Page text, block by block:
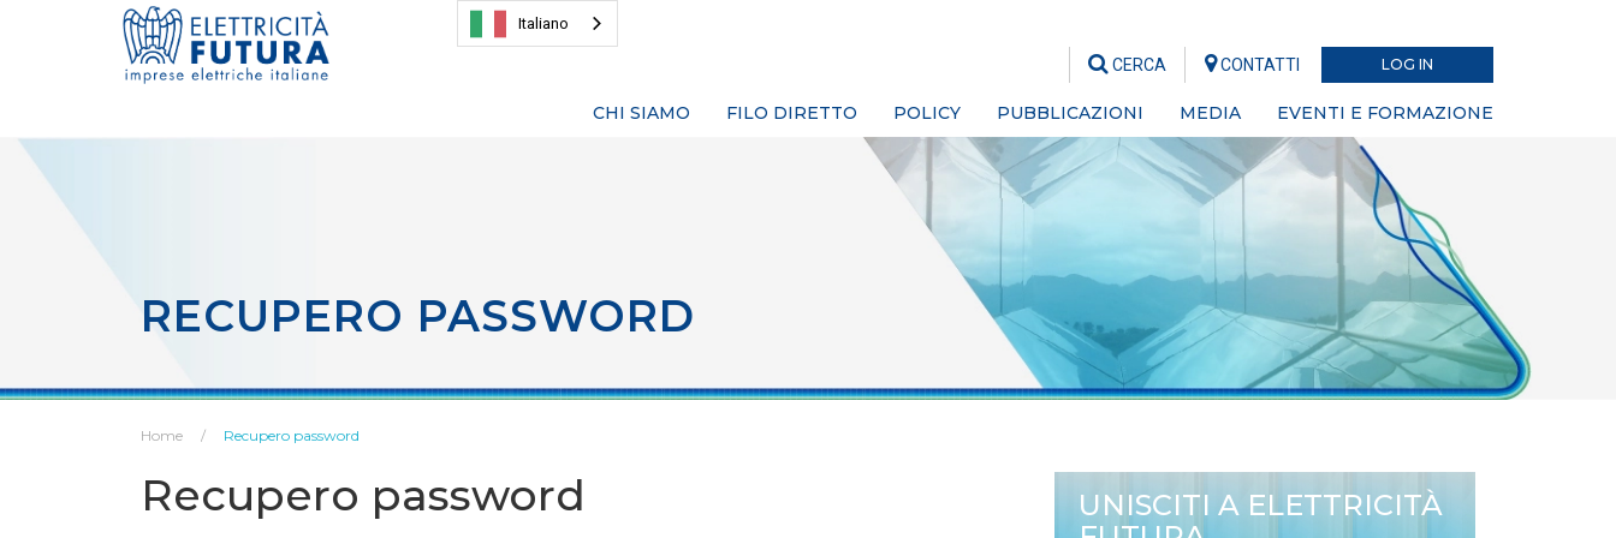
Italiano
LOG IN
CERCA CONTATTI
CHI SIAMO FILO DIRETTO POLICY PUBBLICAZIONI MEDIA EVENTI E FORMAZIONE
RECUPERO PASSWORD
Home Recupero password
Recupero password
UNISCITI A ELETTRICITÀ